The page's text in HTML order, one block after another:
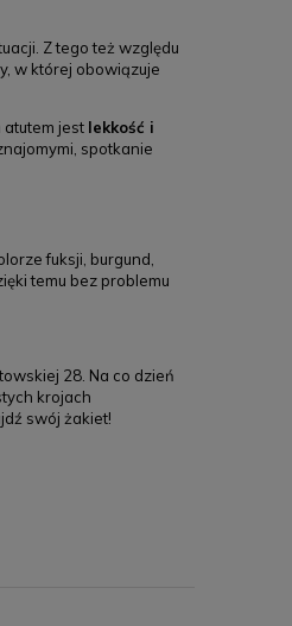
Z tego też względu
w której obowiązuje
jest lekkość i
spotkanie
fuksji, burgund,
temu bez problemu
28. Na co dzień
krojach
swój żakiet!